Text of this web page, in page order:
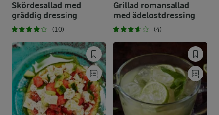
Skördesallad med
gräddig dressing
(10)
Grillad romansallad
med ädelostdressing
(4)